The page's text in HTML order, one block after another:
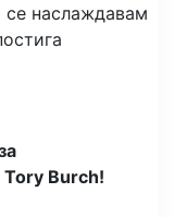
се наслаждавам
Burch!